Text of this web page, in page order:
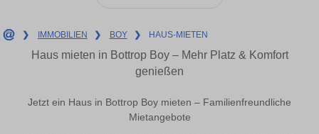
❯ IMMOBILIEN ❯ BOY ❯ HAUS-MIETEN
Haus mieten in Bottrop Boy – Mehr Platz & Komfort
genießen
Jetzt ein Haus in Bottrop Boy mieten – Familienfreundliche
Mietangebote